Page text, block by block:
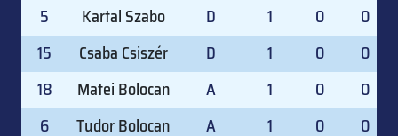
5
Kartal Szabo D 1 0
0
15
Csaba Csiszér D 1 0
0
18
Matei Bolocan A 1 0
0
6
Tudor Bolocan A 1 0
0